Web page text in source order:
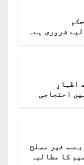
ضروری ہے۔
اظہارِ
احتجاجی
غیر مسلح
کا مطالبہ